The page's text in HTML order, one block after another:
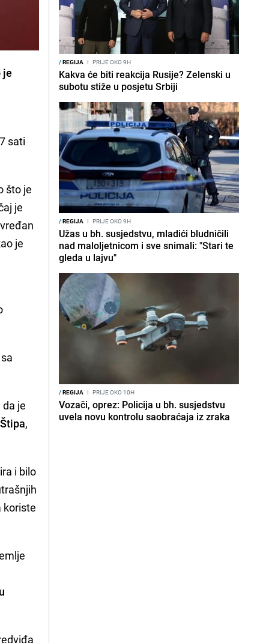
je
sati
što je
je
je
je
,
i bilo
koriste
/REGIJA I PRIJE OKO 9H
Kakva će biti reakcija Rusije? Zelenski u
subotu stiže u posjetu Srbiji
/REGIJA I PRIJE OKO 9H
Užas u bh. susjedstvu, mladići bludničili
nad maloljetnicom i sve snimali: "Stari te
gleda u lajvu"
/REGIJA I PRIJE OKO 10H
Vozači, oprez: Policija u bh. susjedstvu
uvela novu kontrolu saobraćaja iz zraka